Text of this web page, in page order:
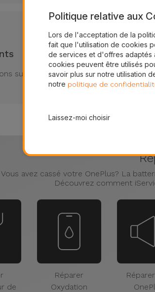
sur Trustpilot
Vous avez cassé votre OnePlus? La
Découvrez comment
de
Réparer
Oxydation
Politique relative aux
Lors de l'acceptation de la
fait que l'utilisation de cookies
de services et d'offres adaptés
cookies peuvent être utilisés
savoir plus sur notre utilisation
notre politique de
Laissez-moi choisir